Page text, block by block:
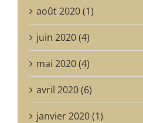
août 2020 (1)
juin 2020 (4)
mai 2020 (4)
avril 2020 (6)
janvier 2020 (1)